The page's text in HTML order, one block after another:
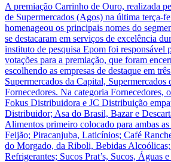
A premiação Carrinho de Ouro, realizada
de Supermercados (Agos) na última terça-
homenageou os principais nomes do
se destacaram em serviços de excelência
instituto de pesquisa Epom foi responsável
votações para a premiação, que foram
escolhendo as empresas de destaque em
Supermercados da Capital, Supermercados
Fornecedores. Na categoria Fornecedores,
Fokus Distribuidora e JC Distribuição
Distribuidor; Asa do Brasil, Bazar e
Alimentos primeiro colocado para ambas
Feijão; Piracanjuba, Laticínios; Café
do Morgado, da Riboli, Bebidas
Refrigerantes; Sucos Prat’s, Sucos, Águas